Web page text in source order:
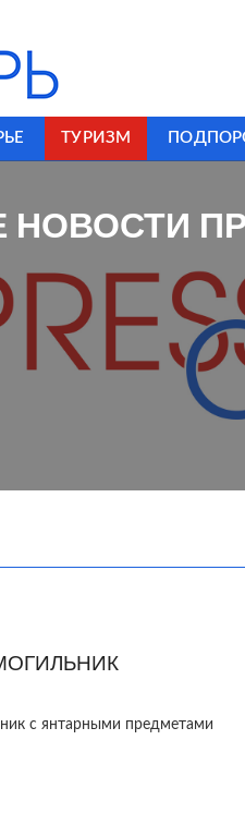
ТУРИЗМ
НОВОСТИ
с янтарными предметами